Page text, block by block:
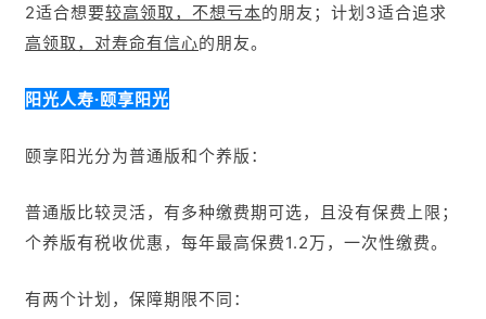
2适合想要较高领取，不想亏本的朋友；计划3适合追求
高领取，对寿命有信心的朋友。
阳光人寿·颐享阳光
颐享阳光分为普通版和个养版：
普通版比较灵活，有多种缴费期可选，且没有保费上限；
个养版有税收优惠，每年最高保费1.2万，一次性缴费。
有两个计划，保障期限不同：